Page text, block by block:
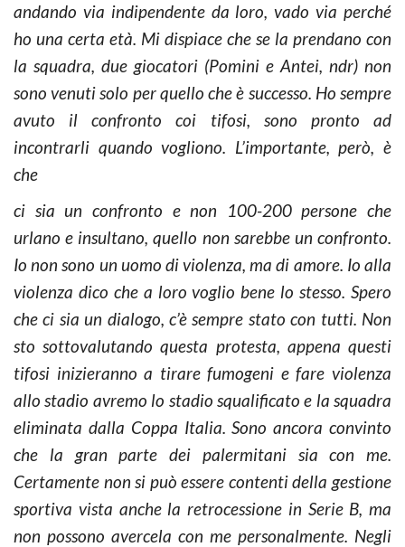
andando via indipendente da loro, vado via perché
ho una certa età. Mi dispiace che se la prendano con
la squadra, due giocatori (Pomini e Antei, ndr) non
sono venuti solo per quello che è successo. Ho sempre
avuto il confronto coi tifosi, sono pronto ad
incontrarli quando vogliono. L’importante, però, è
che
ci sia un confronto e non 100-200 persone che
urlano e insultano, quello non sarebbe un confronto.
Io non sono un uomo di violenza, ma di amore. Io alla
violenza dico che a loro voglio bene lo stesso. Spero
che ci sia un dialogo, c’è sempre stato con tutti. Non
sto sottovalutando questa protesta, appena questi
tifosi inizieranno a tirare fumogeni e fare violenza
allo stadio avremo lo stadio squalificato e la squadra
eliminata dalla Coppa Italia.Sono ancora convinto
che la gran parte dei palermitani sia con me.
Certamente non si può essere contenti della gestione
sportiva vista anche la retrocessione in Serie B, ma
non possono avercela con me personalmente. Negli